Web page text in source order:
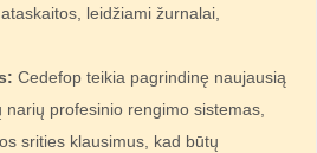
leidžiami žurnalai,
Cedefop teikia pagrindinę naujausią
narių profesinio rengimo sistemas,
srities klausimus, kad būtų